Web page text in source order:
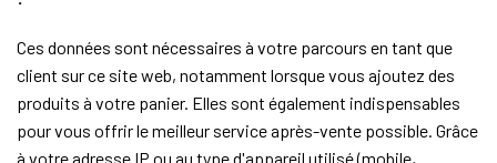
Ces données sont nécessaires à votre parcours en tant que
client sur ce site web, notamment lorsque vous ajoutez des
produits à votre panier. Elles sont également indispensables
pour vous offrir le meilleur service après-vente possible. Grâce
à votre adresse IP ou au type d'appareil utilisé (mobile,